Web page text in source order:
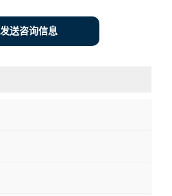
发送咨询信息